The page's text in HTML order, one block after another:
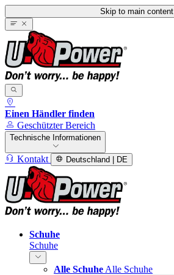
Skip to main content
Einen Händler finden
Geschützter Bereich
Technische Informationen
Kontakt Deutschland | DE
Schuhe
Schuhe
Alle Schuhe Alle Schuhe